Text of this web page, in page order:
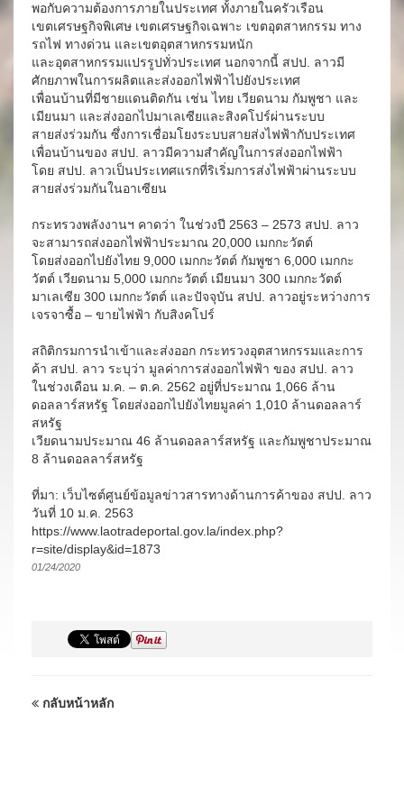
พอกับความต้องการภายในประเทศ ทั้งภายในครัวเรือน
เขตเศรษฐกิจพิเศษ เขตเศรษฐกิจเฉพาะ เขตอุตสาหกรรม ทาง
รถไฟ ทางด่วน และเขตอุตสาหกรรมหนัก
และอุตสาหกรรมแปรรูปทั่วประเทศ นอกจากนี้ สปป. ลาวมี
ศักยภาพในการผลิตและส่งออกไฟฟ้าไปยังประเทศ
เพื่อนบ้านที่มีชายแดนติดกัน เช่น ไทย เวียดนาม กัมพูชา และ
เมียนมา และส่งออกไปมาเลเซียและสิงคโปร์ผ่านระบบ
สายส่งร่วมกัน ซึ่งการเชื่อมโยงระบบสายส่งไฟฟ้ากับประเทศ
เพื่อนบ้านของ สปป. ลาวมีความสำคัญในการส่งออกไฟฟ้า
โดย สปป. ลาวเป็นประเทศแรกที่ริเริ่มการส่งไฟฟ้าผ่านระบบ
สายส่งร่วมกันในอาเซียน
กระทรวงพลังงานฯ คาดว่า ในช่วงปี 2563 – 2573 สปป. ลาว
จะสามารถส่งออกไฟฟ้าประมาณ 20,000 เมกกะวัตต์
โดยส่งออกไปยังไทย 9,000 เมกกะวัตต์ กัมพูชา 6,000 เมกกะ
วัตต์ เวียดนาม 5,000 เมกกะวัตต์ เมียนมา 300 เมกกะวัตต์
มาเลเซีย 300 เมกกะวัตต์ และปัจจุบัน สปป. ลาวอยู่ระหว่างการ
เจรจาซื้อ – ขายไฟฟ้า กับสิงคโปร์
สถิติกรมการนำเข้าและส่งออก กระทรวงอุตสาหกรรมและการ
ค้า สปป. ลาว ระบุว่า มูลค่าการส่งออกไฟฟ้า ของ สปป. ลาว
ในช่วงเดือน ม.ค. – ต.ค. 2562 อยู่ที่ประมาณ 1,066 ล้าน
ดอลลาร์สหรัฐ โดยส่งออกไปยังไทยมูลค่า 1,010 ล้านดอลลาร์
สหรัฐ
เวียดนามประมาณ 46 ล้านดอลลาร์สหรัฐ และกัมพูชาประมาณ
8 ล้านดอลลาร์สหรัฐ
ที่มา: เว็บไซต์ศูนย์ข้อมูลข่าวสารทางด้านการค้าของ สปป. ลาว
วันที่ 10 ม.ค. 2563
https://www.laotradeportal.gov.la/index.php?
r=site/display&id=1873
01/24/2020
กลับหน้าหลัก